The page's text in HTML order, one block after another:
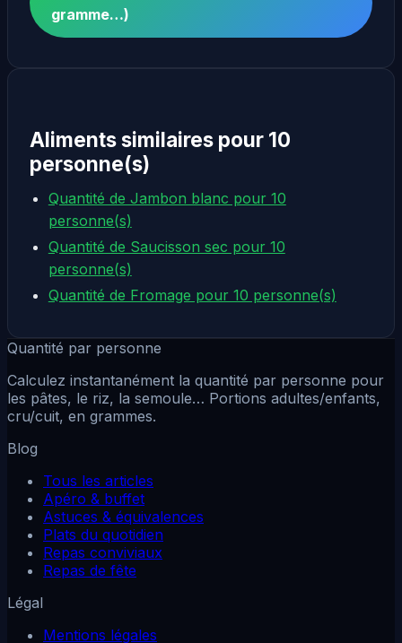
gramme…)
Aliments similaires pour 10
personne(s)
Quantité de Jambon blanc pour 10
personne(s)
Quantité de Saucisson sec pour 10
personne(s)
Quantité de Fromage pour 10 personne(s)
Quantité par personne
Calculez instantanément la quantité par personne pour
les pâtes, le riz, la semoule… Portions adultes/enfants,
cru/cuit, en grammes.
Blog
Tous les articles
Apéro & buffet
Astuces & équivalences
Plats du quotidien
Repas conviviaux
Repas de fête
Légal
Mentions légales